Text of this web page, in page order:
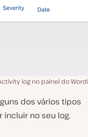
log no painel do
dos vários tipos
incluir no seu log.